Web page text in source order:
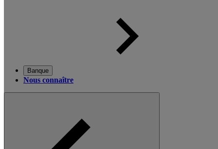
Banque
Nous connaître